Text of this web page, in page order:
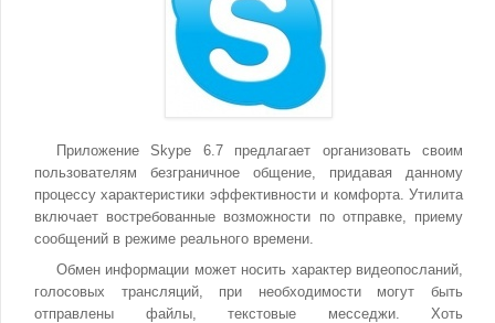
Приложение Skype 6.7 предлагает организовать своим
пользователям безграничное общение, придавая данному
процессу характеристики эффективности и комфорта. Утилита
включает востребованные возможности по отправке, приему
сообщений в режиме реального времени.
Обмен информации может носить характер видеопосланий,
голосовых трансляций, при необходимости могут быть
отправлены файлы, текстовые месседжи. Хоть